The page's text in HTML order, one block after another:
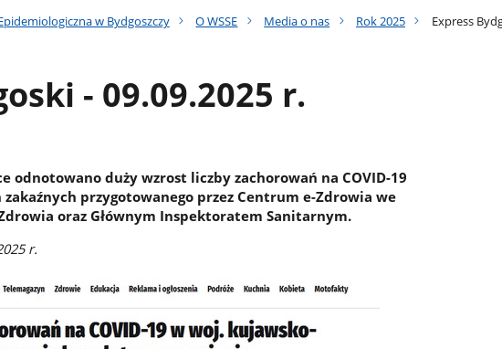
w Bydgoszczy O WSSE Media o nas Rok 2025 Express
- 09.09.2025 r.
odnotowano duży wzrost liczby zachorowań na COVID-19
przygotowanego przez Centrum e-Zdrowia we
oraz Głównym Inspektoratem Sanitarnym.
r.